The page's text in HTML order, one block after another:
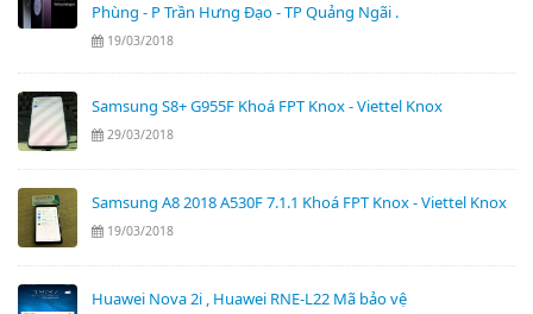
Phùng - P Trần Hưng Đạo - TP Quảng Ngãi .
19/03/2018
Samsung S8+ G955F Khoá FPT Knox - Viettel Knox
29/03/2018
Samsung A8 2018 A530F 7.1.1 Khoá FPT Knox - Viettel Knox
19/03/2018
Huawei Nova 2i , Huawei RNE-L22 Mã bảo vệ